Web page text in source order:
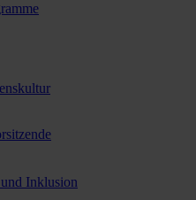
Inklusion